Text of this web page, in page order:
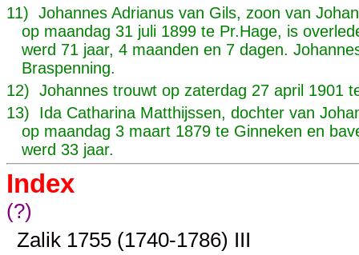
11) Johannes Adrianus van Gils, zoon van
op maandag 31 juli 1899 te Pr.Hage, is
werd 71 jaar, 4 maanden en 7 dagen.
Braspenning.
12) Johannes trouwt op zaterdag 27 april 1901
13) Ida Catharina Matthijssen, dochter van
op maandag 3 maart 1879 te Ginneken en
werd 33 jaar.
Index
(?)
Zalik 1755 (1740-1786) III